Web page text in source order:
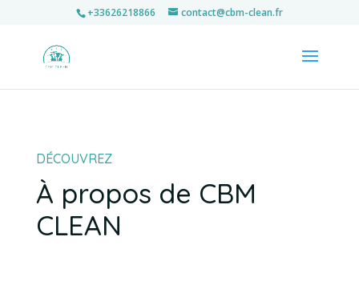
+33626218866 contact@cbm-clean.fr
DÉCOUVREZ
À propos de CBM
CLEAN